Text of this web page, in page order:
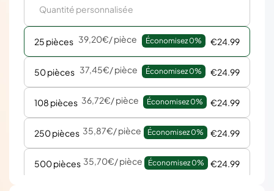
25 pièces 39,20€/ pièce Économisez 0% €24.99
50 pièces 37,45€/ pièce Économisez 0% €24.99
108 pièces 36,72€/ pièce Économisez 0% €24.99
250 pièces 35,87€/ pièce Économisez 0% €24.99
500 pièces 35,70€/ pièce Économisez 0% €24.99